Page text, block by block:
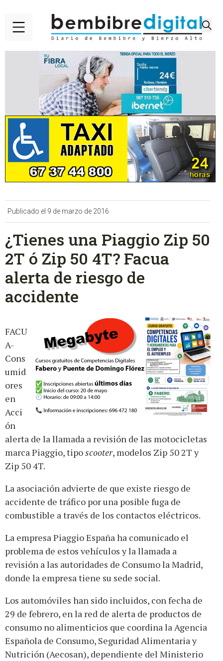
Publicado el 9 de marzo de 2016
¿Tienes una Piaggio Zip 50
2T ó Zip 50 4T? Facua
alerta de riesgo de
accidente
FACU
A-
Cons
umid
ores
en
Acci
ón
alerta de la llamada a revisión de las motocicletas
marca Piaggio, tiposcooter, modelos Zip 50 2T y
Zip 50 4T.
La asociación advierte de que existe riesgo de
accidente de tráfico por una posible fuga de
combustible a través de los contactos eléctricos.
La empresa Piaggio España ha comunicado el
problema de estos vehículos y la llamada a
revisión a las autoridades de Consumo la Madrid,
donde la empresa tiene su sede social.
Los automóviles han sido incluidos, con fecha de
29 de febrero, en la red de alerta de productos de
consumo no alimenticios que coordina la Agencia
Española de Consumo, Seguridad Alimentaria y
Nutrición (Aecosan), dependiente del Ministerio